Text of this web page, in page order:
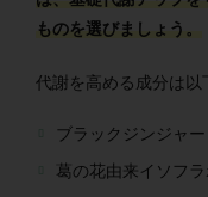
ものを選びましょう。
代謝を高める成分は以
ブラックジンジャー
葛の花由来イソフ